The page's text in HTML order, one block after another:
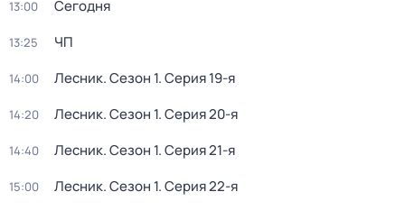
13:00 Сегодня
13:25 ЧП
14:00 Лесник. Сезон 1. Серия 19-я
14:20 Лесник. Сезон 1. Серия 20-я
14:40 Лесник. Сезон 1. Серия 21-я
15:00 Лесник. Сезон 1. Серия 22-я